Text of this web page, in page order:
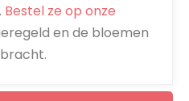
Bestel ze op onze
en de bloemen